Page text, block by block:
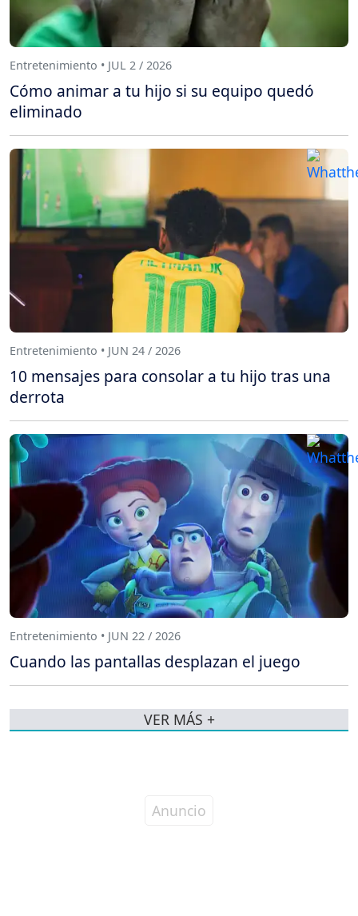
Entretenimiento • JUL 2 / 2026
Cómo animar a tu hijo si su equipo quedó
eliminado
Entretenimiento • JUN 24 / 2026
10 mensajes para consolar a tu hijo tras una
derrota
Entretenimiento • JUN 22 / 2026
Cuando las pantallas desplazan el juego
VER MÁS +